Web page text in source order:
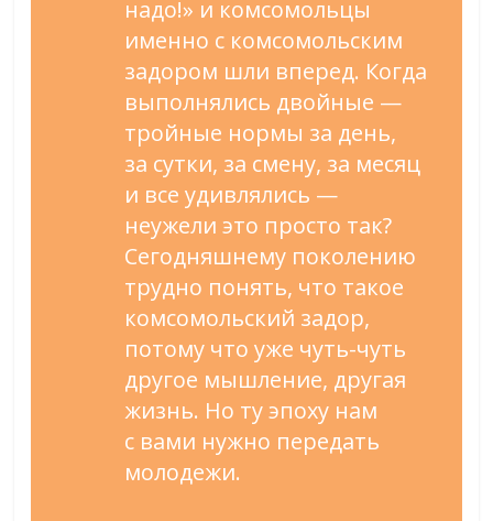
надо!» и комсомольцы
именно с комсомольским
задором шли вперед. Когда
выполнялись двойные —
тройные нормы за день,
за сутки, за смену, за месяц
и все удивлялись —
неужели это просто так?
Сегодняшнему поколению
трудно понять, что такое
комсомольский задор,
потому что уже чуть-чуть
другое мышление, другая
жизнь. Но ту эпоху нам
с вами нужно передать
молодежи.